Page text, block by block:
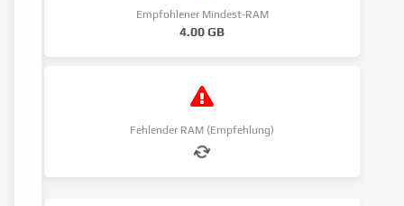
Empfohlener Mindest-RAM
4.00 GB
Fehlender RAM (Empfehlung)